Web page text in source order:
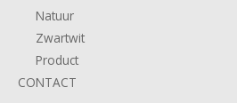
Natuur
Zwartwit
Product
CONTACT